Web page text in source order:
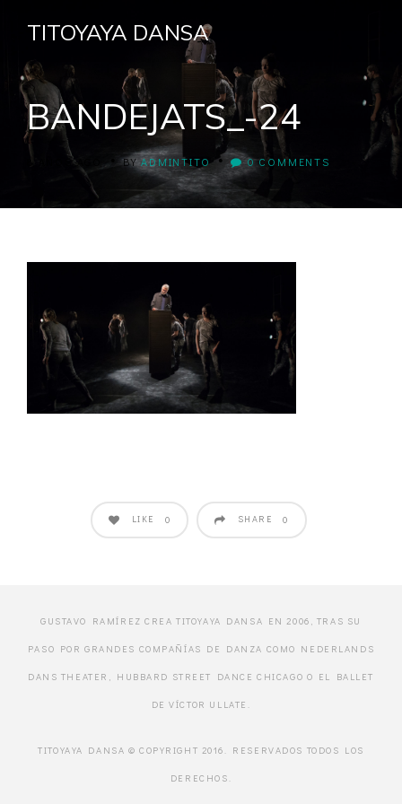
TITOYAYA DANSA
BANDEJATS_-24
8 AÑOS AGO • BYADMINTITO • 0 COMMENTS
LIKE 0 SHARE 0
GUSTAVO RAMÍREZ CREA TITOYAYA DANSA EN 2006, TRAS SU
PASO POR GRANDES COMPAÑÍAS DE DANZA COMO NEDERLANDS
DANS THEATER, HUBBARD STREET DANCE CHICAGO O EL BALLET
DE VÍCTOR ULLATE.
TITOYAYA DANSA © COPYRIGHT 2016. RESERVADOS TODOS LOS
DERECHOS.